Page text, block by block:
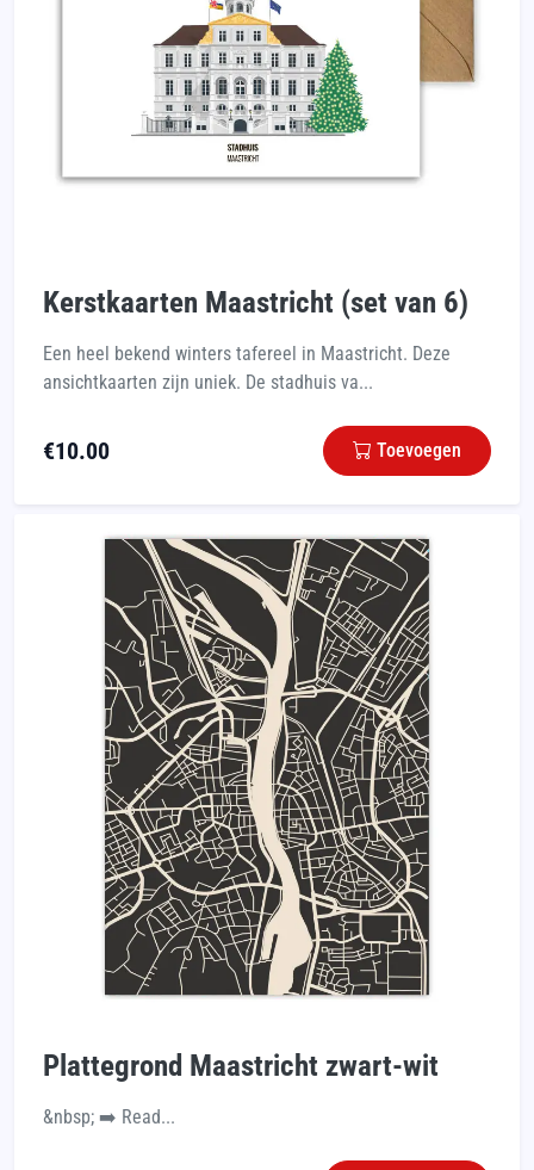
Kerstkaarten Maastricht (set van 6)
Een heel bekend winters tafereel in Maastricht. Deze
ansichtkaarten zijn uniek. De stadhuis va...
€10.00 Toevoegen
Plattegrond Maastricht zwart-wit
&nbsp; ➡️ Read...